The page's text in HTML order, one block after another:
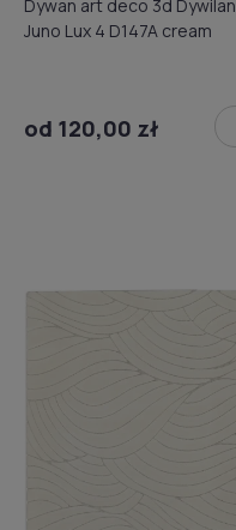
Dywan art deco 3d Dywilan
Juno Lux 4 D147A cream
od 120,00 zł